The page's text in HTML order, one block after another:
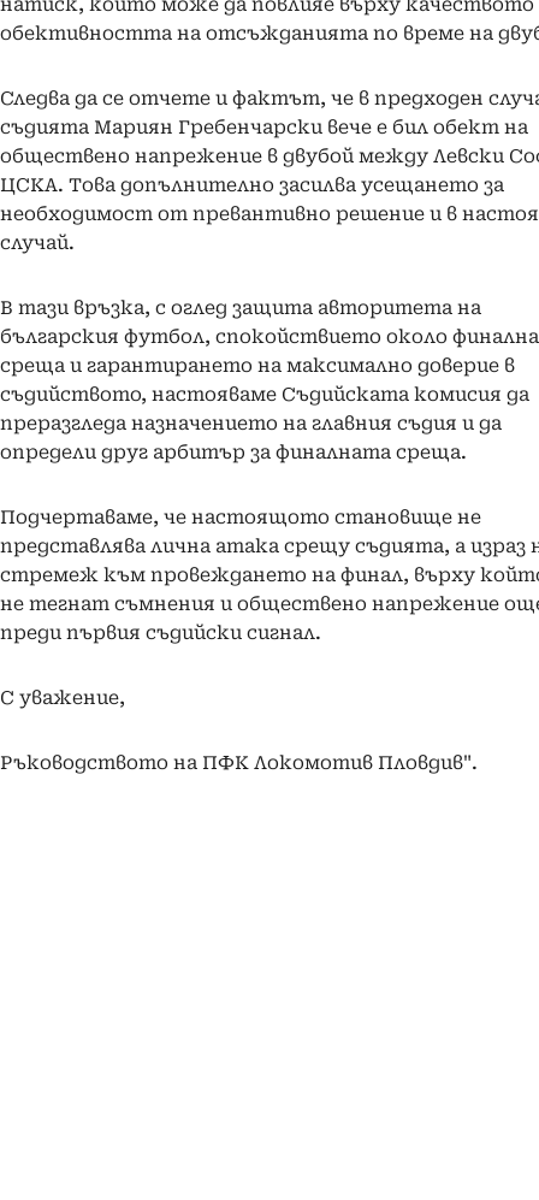
натиск, който може да повлияе върху качеството
обективността на отсъжданията по време на
Следва да се отчете и фактът, че в предходен
съдията Мариян Гребенчарски вече е бил обект на
обществено напрежение в двубой между Левски
ЦСКА. Това допълнително засилва усещането за
необходимост от превантивно решение и в
случай.
В тази връзка, с оглед защита авторитета на
българския футбол, спокойствието около
среща и гарантирането на максимално доверие в
съдийството, настояваме Съдийската комисия да
преразгледа назначението на главния съдия и да
определи друг арбитър за финалната среща.
Подчертаваме, че настоящото становище не
представлява лична атака срещу съдията, а израз
стремеж към провеждането на финал, върху
не тегнат съмнения и обществено напрежение
преди първия съдийски сигнал.
С уважение,
Ръководството на ПФК Локомотив Пловдив".